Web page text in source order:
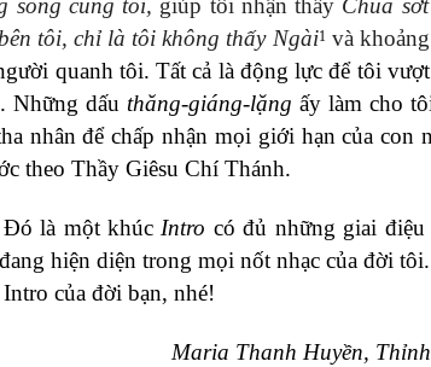
song cùng tôi, giúp tôi nhận thấy Chúa
tôi, chỉ là tôi không thấy Ngài1và
quanh tôi. Tất cả là động lực để tôi
Những dấu thăng-giáng-lặng ấy làm cho
nhân để chấp nhận mọi giới hạn của con
theo Thầy Giêsu Chí Thánh.
là một khúc Intro có đủ những giai điệu
hiện diện trong mọi nốt nhạc của đời
của đời bạn, nhé!
Maria Thanh Huyền,